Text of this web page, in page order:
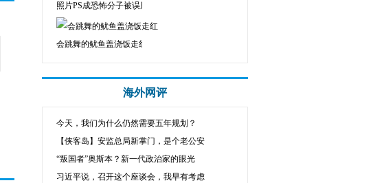
照片PS成恐怖分子被误用
会跳舞的鱿鱼盖浇饭走红
海外网评
今天，我们为什么仍然需要五年规划？
【侠客岛】安监总局新掌门，是个老公安
“叛国者”奥斯本？新一代政治家的眼光
习近平说，召开这个座谈会，我早有考虑